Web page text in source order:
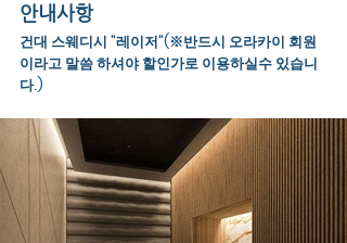
안내사항
건대 스웨디시 "레이저"(※반드시 오라카이 회원
이라고 말씀 하셔야 할인가로 이용하실수 있습니
다.)